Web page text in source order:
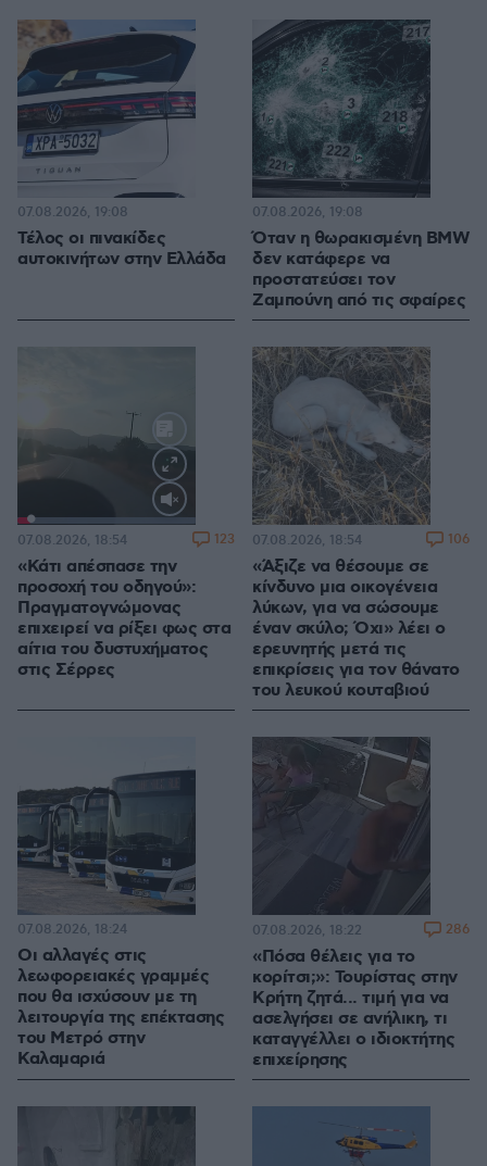
Τέλος οι πινακίδες
αυτοκινήτων στην Ελλάδα
07.08.2026, 19:08
Όταν η θωρακισμένη BMW
δεν κατάφερε να
προστατεύσει τον
Ζαμπούνη από τις σφαίρες
07.08.2026, 19:08
Loaded:
100.00%
«Κάτι απέσπασε την
προσοχή του οδηγού»:
Πραγματογνώμονας
επιχειρεί να ρίξει φως στα
αίτια του δυστυχήματος
στις Σέρρες
07.08.2026, 18:54 123
«Άξιζε να θέσουμε σε
κίνδυνο μια οικογένεια
λύκων, για να σώσουμε
έναν σκύλο; Όχι» λέει ο
ερευνητής μετά τις
επικρίσεις για τον θάνατο
του λευκού κουταβιού
07.08.2026, 18:54 106
Οι αλλαγές στις
λεωφορειακές γραμμές
που θα ισχύσουν με τη
λειτουργία της επέκτασης
του Μετρό στην
Καλαμαριά
07.08.2026, 18:24
«Πόσα θέλεις για το
κορίτσι;»: Τουρίστας στην
Κρήτη ζητά... τιμή για να
ασελγήσει σε ανήλικη, τι
καταγγέλλει ο ιδιοκτήτης
επιχείρησης
07.08.2026, 18:22 286